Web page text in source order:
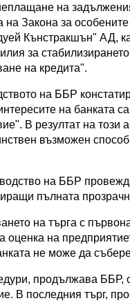
на
Закона за
Кънстракшън" АД,
за
на кредита".
на ББР
на банката
В резултат на
възможен
на ББР
пълната
на търга с
на
не може да
продължава ББР,
В последния търг,